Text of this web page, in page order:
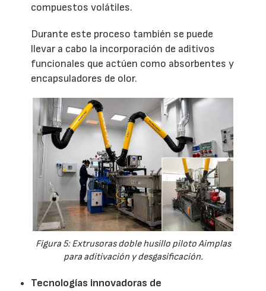
compuestos volátiles.
Durante este proceso también se puede
llevar a cabo la incorporación de aditivos
funcionales que actúen como absorbentes y
encapsuladores de olor.
Figura 5: Extrusoras doble husillo piloto Aimplas
para aditivación y desgasificación.
Tecnologías innovadoras de